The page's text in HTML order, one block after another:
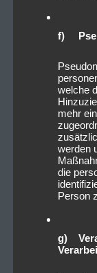
f)
welche
mehr
werden
die
Person
g)